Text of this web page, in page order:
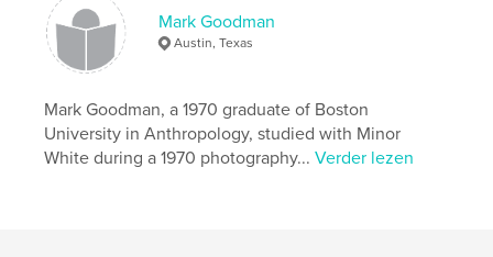
Mark Goodman
Austin, Texas
Mark Goodman, a 1970 graduate of Boston
University in Anthropology, studied with Minor
White during a 1970 photography...Verder lezen